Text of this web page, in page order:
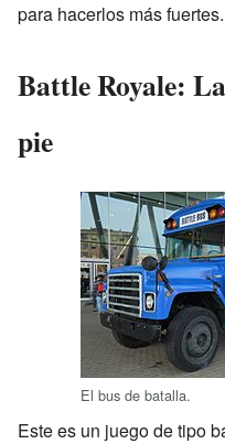
para hacerlos más fuertes.
Battle Royale:
pie
El bus de batalla.
Este es un juego de tipo